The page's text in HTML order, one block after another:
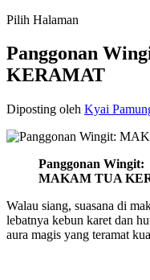
Pilih Halaman
Panggonan
KERAMAT
Diposting oleh Kyai
Panggonan Wingit:
MAKAM TUA
Walau siang, suasana di
lebatnya kebun karet dan
aura magis yang teramat